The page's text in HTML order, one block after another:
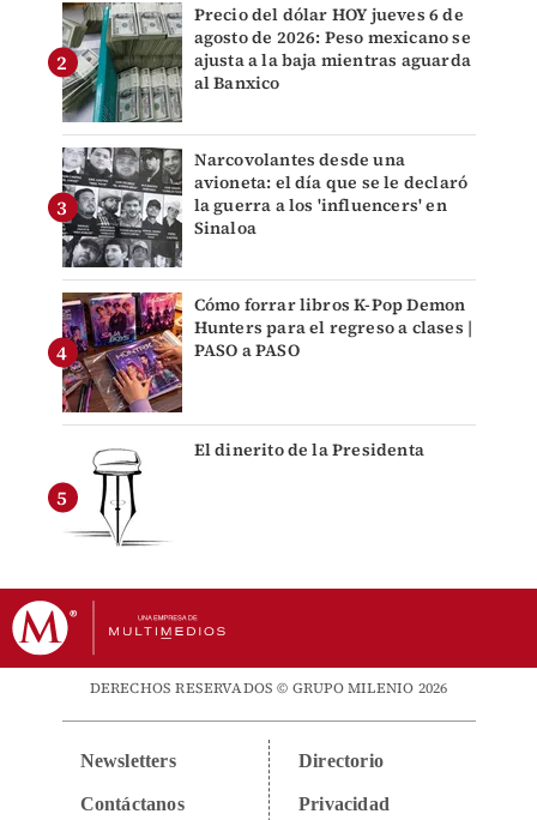
Precio del dólar HOY jueves 6 de
agosto de 2026: Peso mexicano se
ajusta a la baja mientras aguarda
al Banxico
Narcovolantes desde una
avioneta: el día que se le declaró
la guerra a los 'influencers' en
Sinaloa
Cómo forrar libros K-Pop Demon
Hunters para el regreso a clases |
PASO a PASO
El dinerito de la Presidenta
DERECHOS RESERVADOS © GRUPO MILENIO 2026
Newsletters
Contáctanos
Directorio
Privacidad